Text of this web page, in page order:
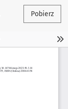
Pobierz